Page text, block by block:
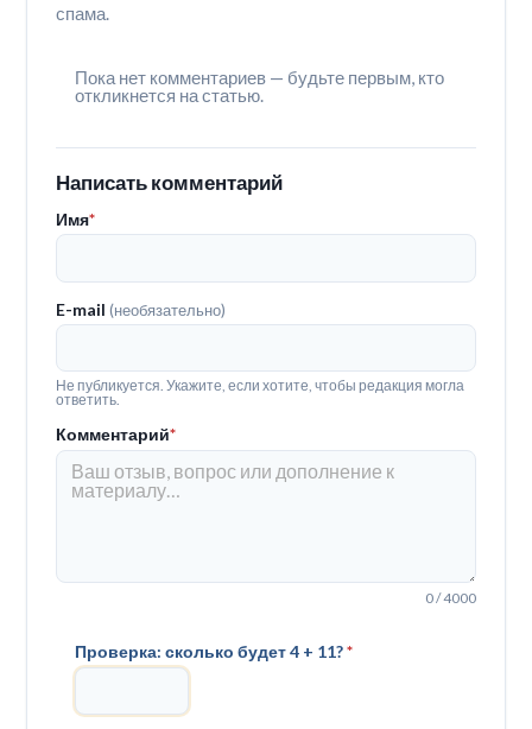
спама.
Пока нет комментариев — будьте первым, кто
откликнется на статью.
Написать комментарий
Имя*
E-mail(необязательно)
Не публикуется. Укажите, если хотите, чтобы редакция могла
ответить.
Комментарий*
0 / 4000
Проверка: сколько будет 4 + 11?*